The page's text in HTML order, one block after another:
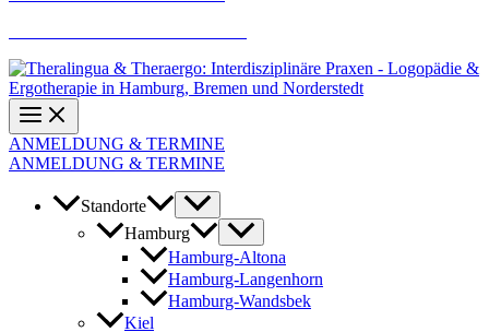
ANMELDUNG & TERMINE
ANMELDUNG & TERMINE
Standorte
Hamburg
Hamburg-Altona
Hamburg-Langenhorn
Hamburg-Wandsbek
Kiel